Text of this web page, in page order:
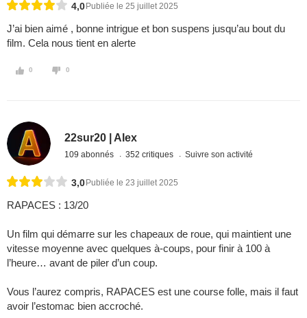
4,0 Publiée le 25 juillet 2025
J’ai bien aimé , bonne intrigue et bon suspens jusqu’au bout du
film. Cela nous tient en alerte
0 0
22sur20 | Alex
109 abonnés 352 critiques Suivre son activité
3,0 Publiée le 23 juillet 2025
RAPACES : 13/20
Un film qui démarre sur les chapeaux de roue, qui maintient une
vitesse moyenne avec quelques à-coups, pour finir à 100 à
l’heure… avant de piler d’un coup.
Vous l’aurez compris, RAPACES est une course folle, mais il faut
avoir l’estomac bien accroché.